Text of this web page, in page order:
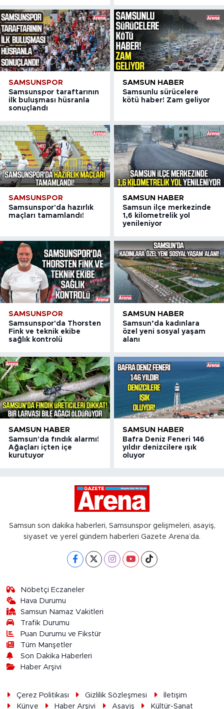
SAMSUNSPOR
Samsunspor taraftarının
ilk buluşması hüsranla
sonuçlandı
SAMSUN HABER
Samsunlu sürücelere
kötü haber! Zam geliyor
SAMSUNSPOR
Samsunspor'da hazırlık
maçları tamamlandı!
SAMSUN HABER
Samsun ilçe merkezinde
1,6 kilometrelik yol
yenileniyor
SAMSUNSPOR
Samsunspor'da Thorsten
Fink ve teknik ekibe
sağlık kontrolü
SAMSUN HABER
Samsun’da kadınlara
özel yeni sosyal yaşam
alanı
SAMSUN HABER
Samsun'da fındık alarmı!
Ağaçları içten içe
kurutuyor
SAMSUN HABER
Bafra Deniz Feneri 146
yıldır denizcilere ışık
oluyor
Samsun son dakika haberleri, Samsunspor gelişmeleri, asayiş,
siyaset ve yerel gündem haberleri Gazete Arena’da.
Nöbetçi Eczaneler
Hava Durumu
Samsun Namaz Vakitleri
Trafik Durumu
Puan Durumu ve Fikstür
Tüm Manşetler
Son Dakika Haberleri
Haber Arşivi
Çerez Politikası Gizlilik Sözleşmesi
İletişim
Künye
Haber Arşivi Asayiş Kültür-Sanat